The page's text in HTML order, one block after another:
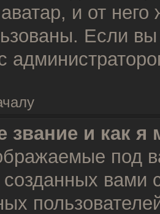
и от него
Если
звание и как я
под
созданных